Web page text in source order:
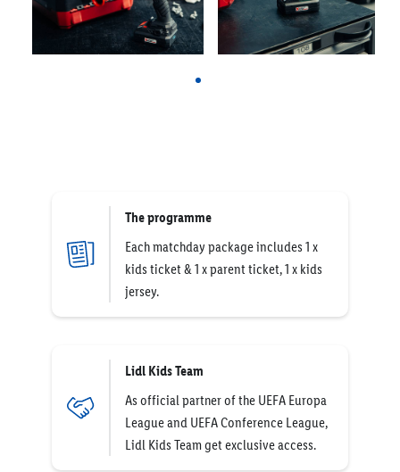
The programme
Each matchday package includes 1 x
kids ticket & 1 x parent ticket, 1 x kids
jersey.
Lidl Kids Team
As official partner of the UEFA Europa
League and UEFA Conference League,
Lidl Kids Team get exclusive access.